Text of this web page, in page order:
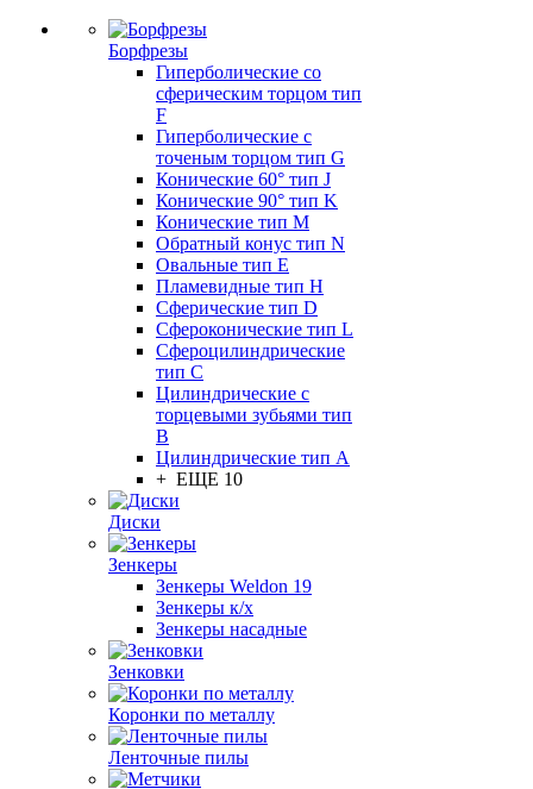
Борфрезы
Гиперболические cо
сферическим торцом тип
F
Гиперболические с
точеным торцом тип G
Конические 60° тип J
Конические 90° тип K
Конические тип M
Обратный конус тип N
Овальные тип E
Пламевидные тип H
Сферические тип D
Сфероконические тип L
Сфероцилиндрические
тип C
Цилиндрические с
торцевыми зубьями тип
B
Цилиндрические тип А
+ ЕЩЕ 10
Диски
Зенкеры
Зенкеры Weldon 19
Зенкеры к/х
Зенкеры насадные
Зенковки
Коронки по металлу
Ленточные пилы